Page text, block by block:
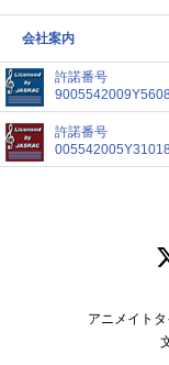
会社案内
許諾番号
許諾番号
アニメイト